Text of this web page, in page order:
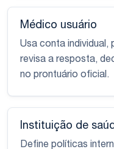
Médico usuário
Usa conta individual,
revisa a resposta,
no prontuário oficial.
Instituição de
Define políticas